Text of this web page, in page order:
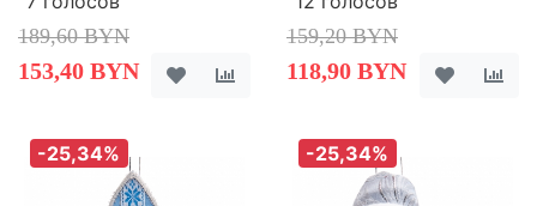
189,60 BYN
153,40 BYN
159,20 BYN
118,90 BYN
-25,34% -25,34%